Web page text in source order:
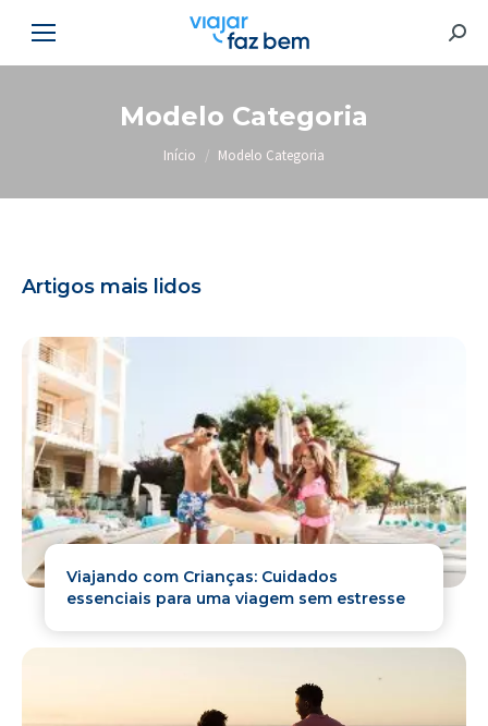
Modelo Categoria
Você está aqui:
Início Modelo Categoria
Artigos mais lidos
Viajando com Crianças: Cuidados
essenciais para uma viagem sem estresse